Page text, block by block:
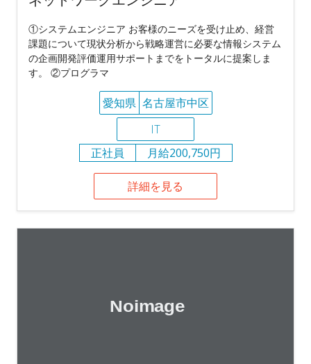
①システムエンジニア お客様のニーズを受け止め、経営
課題について現状分析から戦略運営に必要な情報システム
の企画開発評価運用サポートまでをトータルに提案しま
す。 ②プログラマ
愛知県 名古屋市中区
IT
正社員
月給200,750円
詳細を見る